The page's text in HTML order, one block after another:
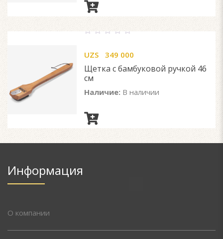
of
UZS 349 000
Щетка с бамбуковой ручкой 46
см
Наличие: В наличии
Информация
О компании